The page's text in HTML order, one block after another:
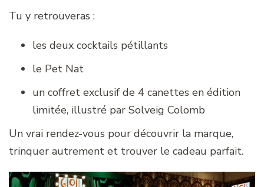
Tu y retrouveras :
les deux cocktails pétillants
le Pet Nat
un coffret exclusif de 4 canettes en édition
limitée, illustré par Solveig Colomb
Un vrai rendez-vous pour découvrir la marque,
trinquer autrement et trouver le cadeau parfait.